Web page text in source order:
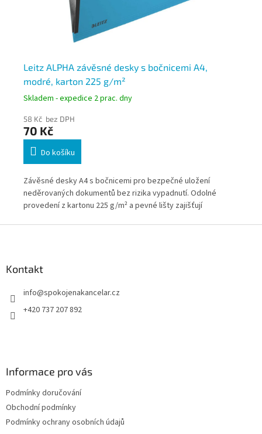
Leitz ALPHA závěsné desky s bočnicemi A4,
modré, karton 225 g/m²
Skladem - expedice 2 prac. dny
58 Kč bez DPH
70 Kč
Do košíku
Závěsné desky A4 s bočnicemi pro bezpečné uložení
neděrovaných dokumentů bez rizika vypadnutí. Odolné
provedení z kartonu 225 g/m² a pevné lišty zajišťují
Kontakt
info@spokojenakancelar.cz
+420 737 207 892
Informace pro vás
Podmínky doručování
Obchodní podmínky
Podmínky ochrany osobních údajů